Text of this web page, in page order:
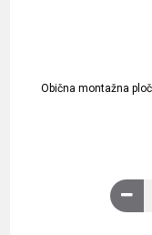
Obična montažna